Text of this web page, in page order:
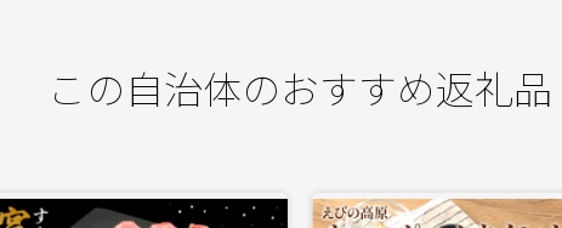
この自治体のおすすめ返礼品